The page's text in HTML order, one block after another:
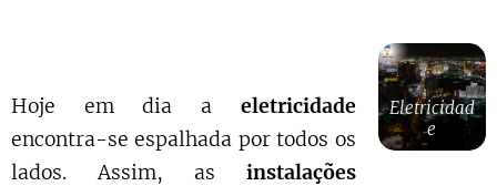
Eletricidad
e
Hoje em dia a eletricidade
encontra-se espalhada por todos os
lados. Assim, as instalações